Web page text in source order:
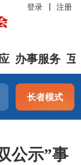
登录 注册
办事服务 互
长者模式
公示”事